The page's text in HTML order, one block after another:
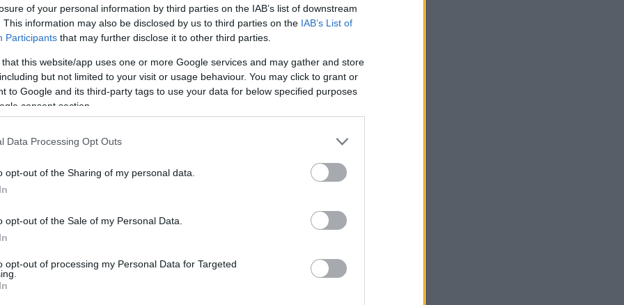
of your personal information by third parties on the IAB’s list of downstream
This information may also be disclosed by us to third parties on the IAB’s List of
Participants that may further disclose it to other third parties.
that this website/app uses one or more Google services and may gather and store
but not limited to your visit or usage behaviour. You may click to grant or
to Google and its third-party tags to use your data for below specified purposes
consent section.
Data Processing Opt Outs
opt-out of the Sharing of my personal data.
opt-out of the Sale of my Personal Data.
opt-out of processing my Personal Data for Targeted
εγκυμοσύνη έχουν αρχίσει να φουντώνουν. Όταν
καλοκαιρινές διακοπές την περασμένη εβδομάδα
τα δύο μεγαλύτερα παιδιά της, George και
σχολείο, οι φανς έπαθαν φρενίτιδα. Με νέο hairdo
η Middleton δίνει την εντύπωση πως είναι στα
για να μοιραστούν τον ενθουσιασμό τους. Ένας
αλλάζει τα μαλλιά της, είναι η έγκυος της. Έρχεται
της πάλι, είμαι σίγουρος ότι είναι έγκυος",